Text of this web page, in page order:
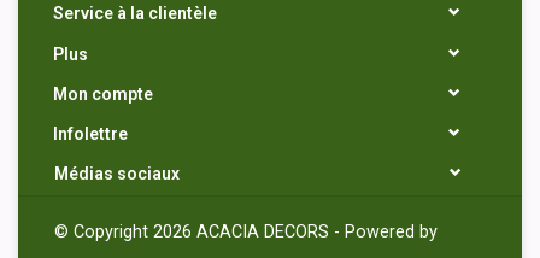
Service à la clientèle
Plus
Mon compte
Infolettre
Médias sociaux
© Copyright 2026 ACACIA DECORS - Powered by